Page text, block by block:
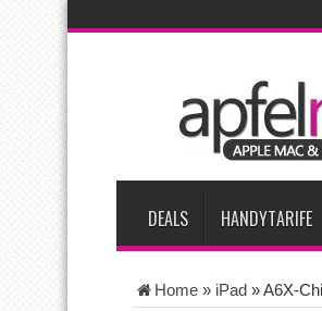
Apple testet zwei neue Display-
Apples Smartbrille könnte das
Apples vermutete AirPods mit
Apple erzielt 49 Prozent des
Tim Cook: Mehr
DEALS HANDYTARIFE
Home » iPad »A6X-